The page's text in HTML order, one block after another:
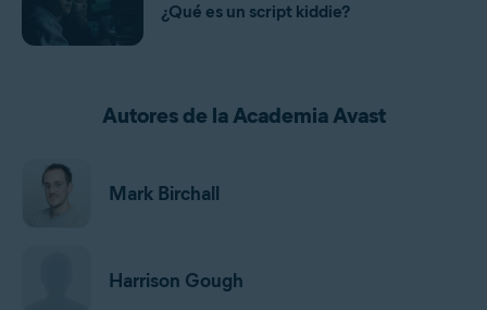
¿Qué es un script kiddie?
Autores de la Academia Avast
Mark Birchall
Harrison Gough